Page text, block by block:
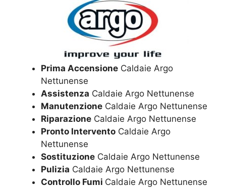
Prima Accensione Caldaie Argo
Nettunense
Assistenza Caldaie Argo Nettunense
Manutenzione Caldaie Argo Nettunense
Riparazione Caldaie Argo Nettunense
Pronto Intervento Caldaie Argo
Nettunense
Sostituzione Caldaie Argo Nettunense
Pulizia Caldaie Argo Nettunense
Controllo Fumi Caldaie Argo Nettunense